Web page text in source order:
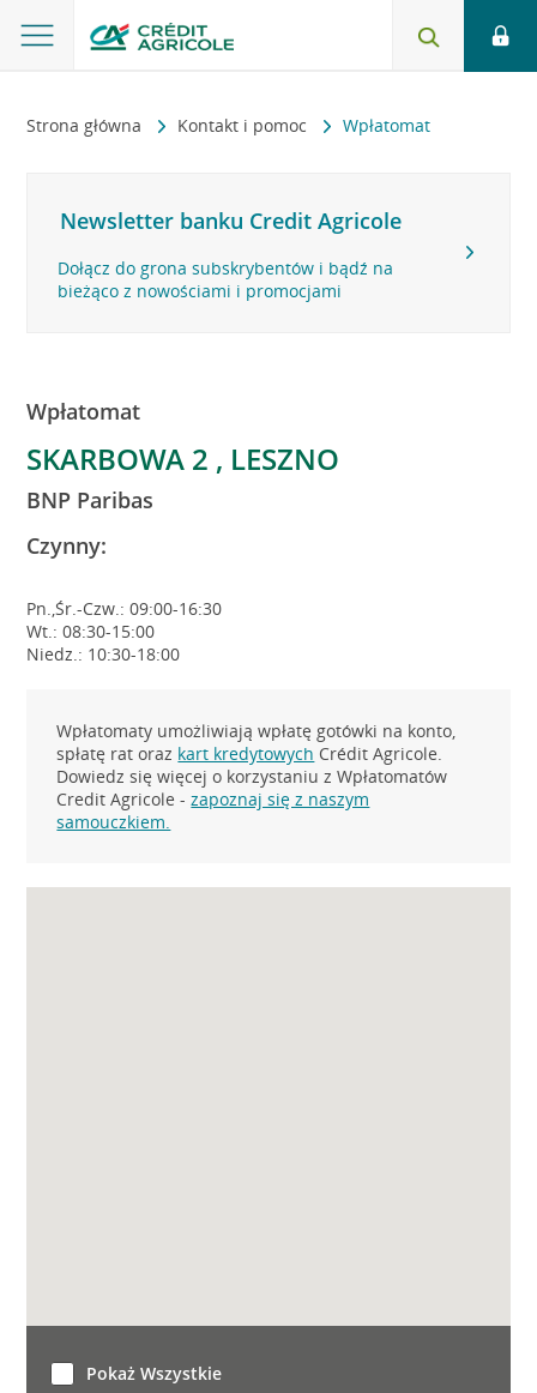
Strona główna Kontakt i pomoc Wpłatomat
Newsletter banku Credit Agricole
Dołącz do grona subskrybentów i bądź na
bieżąco z nowościami i promocjami
Wpłatomat
SKARBOWA 2 , LESZNO
BNP Paribas
Czynny:
Pn.,Śr.-Czw.: 09:00-16:30
Wt.: 08:30-15:00
Niedz.: 10:30-18:00
Wpłatomaty umożliwiają wpłatę gotówki na konto,
spłatę rat oraz kart kredytowych Crédit Agricole.
Dowiedz się więcej o korzystaniu z Wpłatomatów
Credit Agricole -zapoznaj się z naszym
samouczkiem.
Pokaż Wszystkie